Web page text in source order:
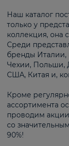
Наш каталог
только у
коллекция, она
Среди
бренды Италии,
Чехии, Польши,
США, Китая и,
Кроме
ассортимента
проводим
со
90%!